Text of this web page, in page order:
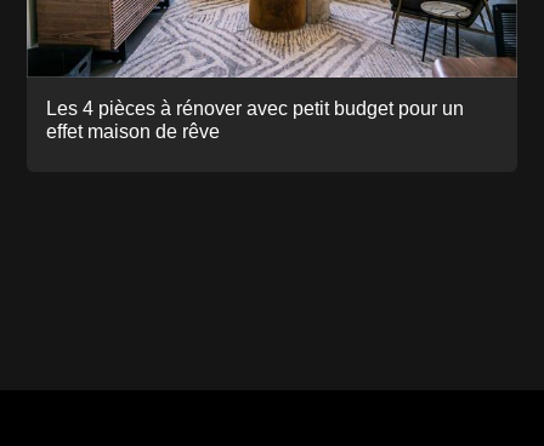
Les 4 pièces à rénover avec petit budget pour un
effet maison de rêve